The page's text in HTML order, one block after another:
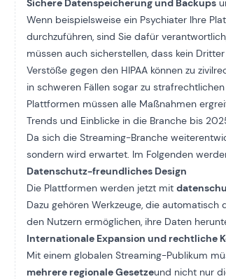
Sichere Datenspeicherung und Backups
Wenn beispielsweise ein Psychiater Ihre
durchzuführen, sind Sie dafür
müssen auch sicherstellen, dass kein
Verstöße gegen den HIPAA können zu
in schweren Fällen sogar zu
Plattformen müssen alle Maßnahmen
Trends und Einblicke in die Branche bis
Da sich die Streaming-Branche
sondern wird erwartet. Im Folgenden
Datenschutz-freundliches Design
Die Plattformen werden jetzt mit
Dazu gehören Werkzeuge, die
den Nutzern ermöglichen, ihre Daten
Internationale Expansion und rechtliche
Mit einem globalen Streaming-Publikum
mehrere regionale Gesetzeund nicht nur